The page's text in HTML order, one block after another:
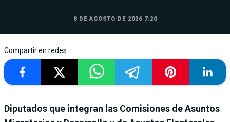
8 DE AGOSTO DE 2026 7:20
Compartir en redes
Diputados que integran las Comisiones de Asuntos